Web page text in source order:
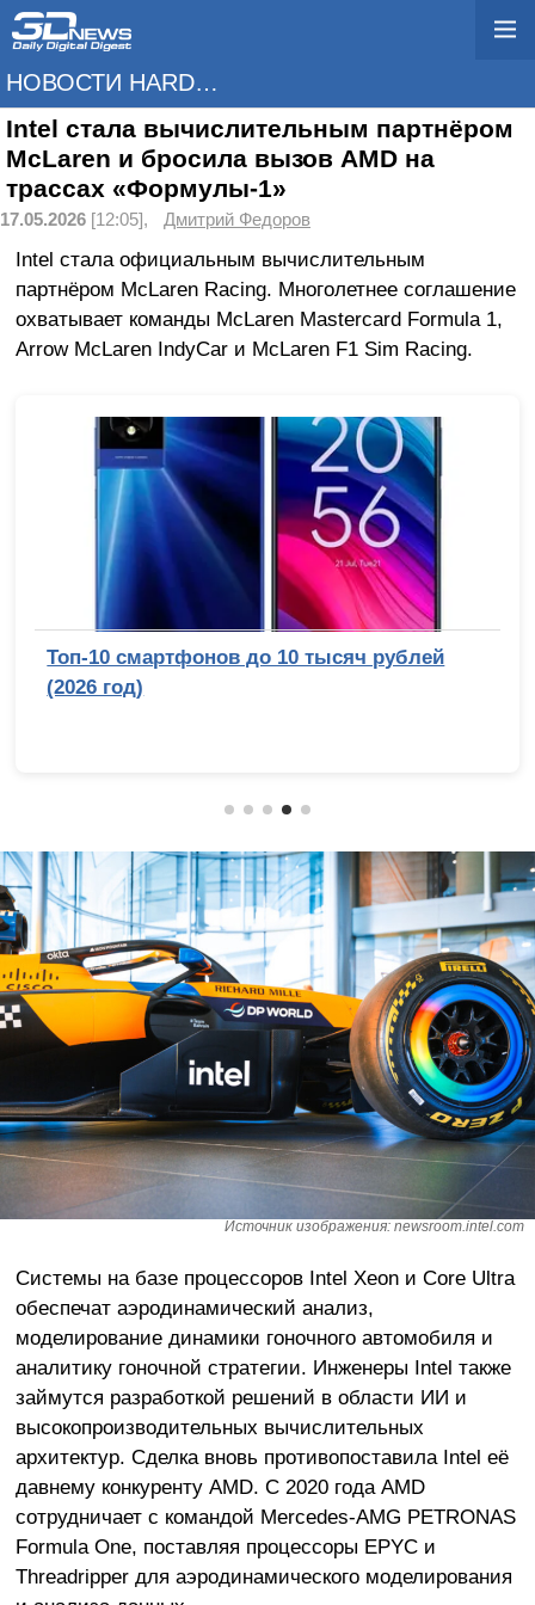
НОВОСТИ HARDWARE
Intel стала вычислительным партнёром
McLaren и бросила вызов AMD на
трассах «Формулы-1»
17.05.2026 [12:05], Дмитрий Федоров
Intel стала официальным вычислительным
партнёром McLaren Racing. Многолетнее соглашение
охватывает команды McLaren Mastercard Formula 1,
Arrow McLaren IndyCar и McLaren F1 Sim Racing.
Топ-10 смартфонов до 10 тысяч рублей
(2026 год)
Источник изображения: newsroom.intel.com
Системы на базе процессоров Intel Xeon и Core Ultra
обеспечат аэродинамический анализ,
моделирование динамики гоночного автомобиля и
аналитику гоночной стратегии. Инженеры Intel также
займутся разработкой решений в области ИИ и
высокопроизводительных вычислительных
архитектур. Сделка вновь противопоставила Intel её
давнему конкуренту AMD. С 2020 года AMD
сотрудничает с командой Mercedes-AMG PETRONAS
Formula One, поставляя процессоры EPYC и
Threadripper для аэродинамического моделирования